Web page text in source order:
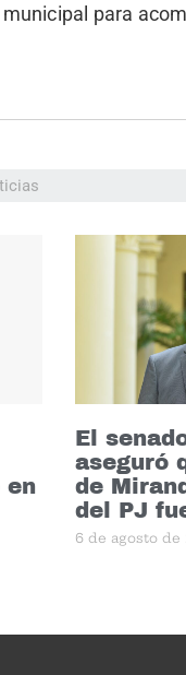
para
en
El
aseguró
de
del PJ
6 de agosto de